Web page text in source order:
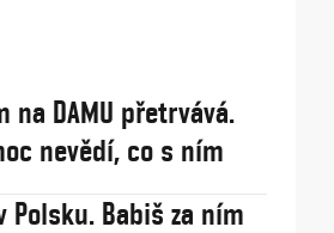
na DAMU přetrvává.
nevědí, co s ním
Polsku. Babiš za ním